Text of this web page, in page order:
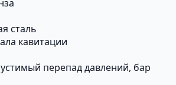
сталь
кавитации
перепад давлений, бар